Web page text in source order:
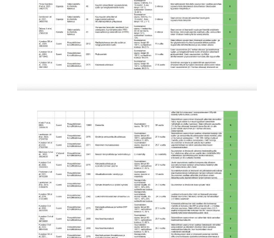
Jäsenen lapsi 7-18 v.
Lapsi alle 7 v.
ilmainen
11 saunomiskerran kortti
120€
3kk kortti - M / N
275€ / 115€
Vuosikortti - M / N
695€ / 275€